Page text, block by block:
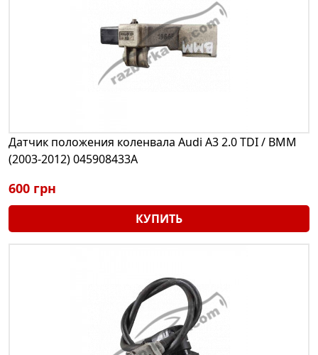
Датчик положения коленвала Audi A3 2.0 TDI / BMM
(2003-2012) 045908433A
600 грн
КУПИТЬ